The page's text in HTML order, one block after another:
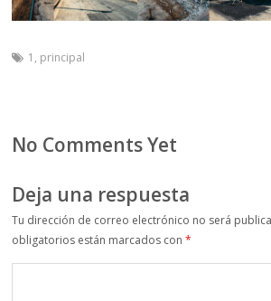
1 , principal
No Comments Yet
Deja una respuesta
Tu dirección de correo electrónico no será
obligatorios están marcados con*